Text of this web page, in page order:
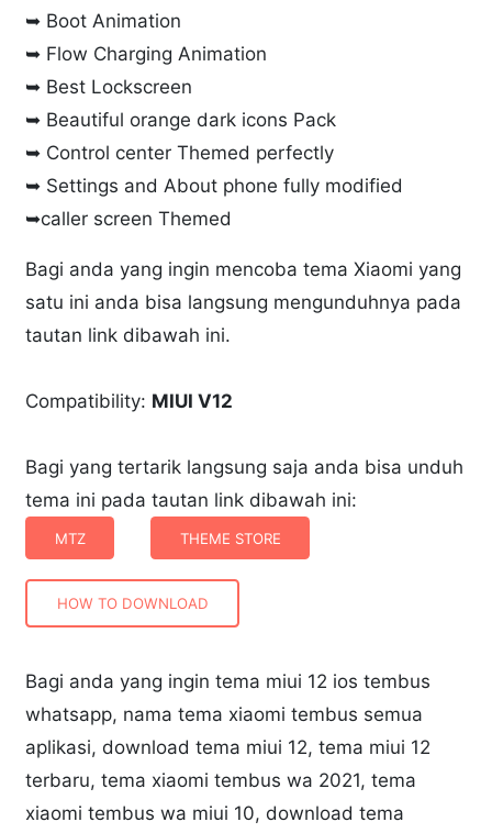
➥ Boot Animation
➥ Flow Charging Animation
➥ Best Lockscreen
➥ Beautiful orange dark icons Pack
➥ Control center Themed perfectly
➥ Settings and About phone fully modified
➥caller screen Themed
Bagi anda yang ingin mencoba tema Xiaomi yang
satu ini anda bisa langsung mengunduhnya pada
tautan link dibawah ini.
Compatibility: MIUI V12
Bagi yang tertarik langsung saja anda bisa unduh
tema ini pada tautan link dibawah ini:
MTZ THEME STORE
HOW TO DOWNLOAD
Bagi anda yang ingin tema miui 12 ios tembus
whatsapp, nama tema xiaomi tembus semua
aplikasi, download tema miui 12, tema miui 12
terbaru, tema xiaomi tembus wa 2021, tema
xiaomi tembus wa miui 10, download tema